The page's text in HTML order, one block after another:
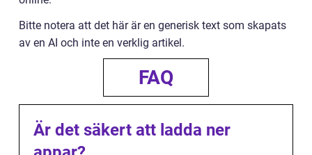
Bitte notera att det här är en generisk text som skapats
av en AI och inte en verklig artikel.
FAQ
Är det säkert att ladda ner